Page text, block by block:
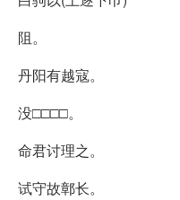
阻。
丹阳有越寇。
没□□□□。
命君讨理之。
试守故鄣长。